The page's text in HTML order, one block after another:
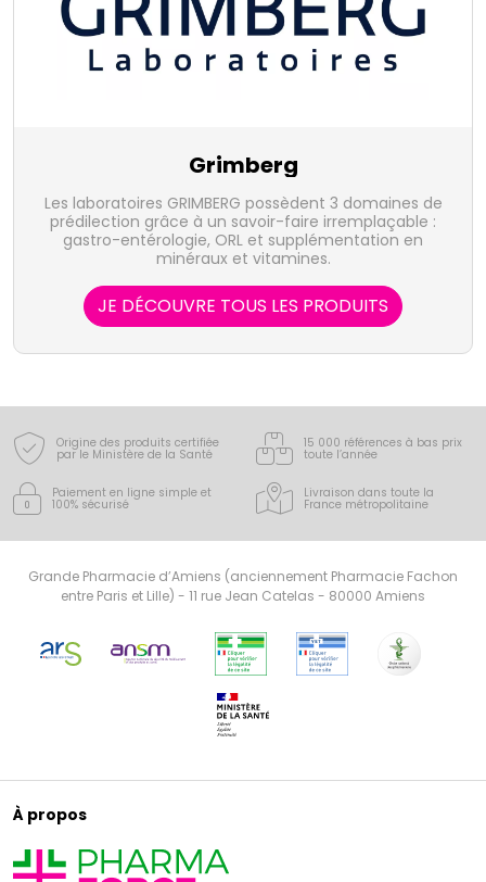
Grimberg
Les laboratoires GRIMBERG possèdent 3 domaines de
prédilection grâce à un savoir-faire irremplaçable :
gastro-entérologie, ORL et supplémentation en
minéraux et vitamines.
JE DÉCOUVRE TOUS LES PRODUITS
Origine des produits certifiée
par le Ministère de la Santé
15 000 références à bas prix
toute l’année
Paiement en ligne simple et
100% sécurisé
Livraison dans toute la
France métropolitaine
Grande Pharmacie d’Amiens (anciennement Pharmacie Fachon
entre Paris et Lille) - 11 rue Jean Catelas - 80000 Amiens
À propos